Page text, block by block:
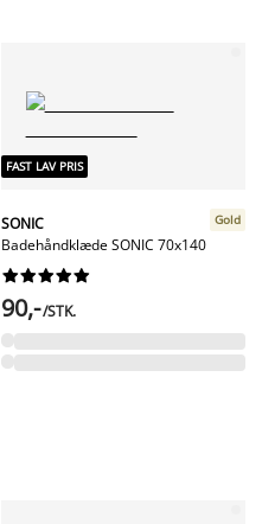
FAST LAV PRIS
SONIC
Badehåndklæde SONIC 70x140
Gold






90,-/STK.